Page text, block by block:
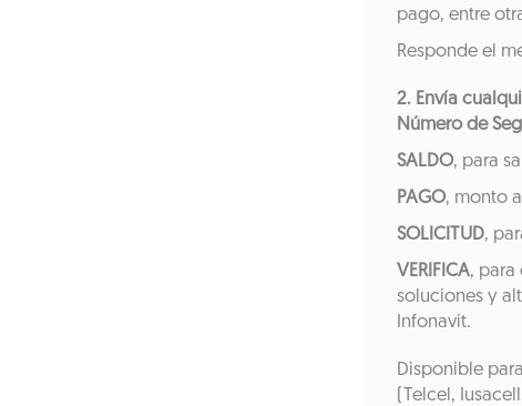
pago, entre
Responde el
2. Envía
Número de
SALDO, para
PAGO, monto
SOLICITUD,
VERIFICA, para
soluciones y
Infonavit.
Disponible
(Telcel,